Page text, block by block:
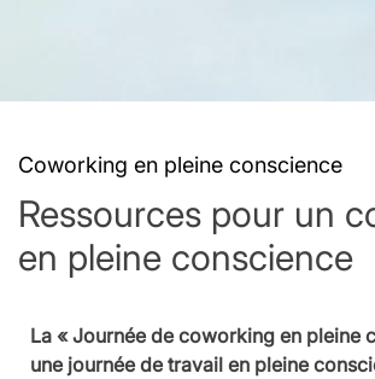
Coworking en pleine conscience
Ressources pour un
en pleine conscience
La « Journée de coworking en pleine
une journée de travail en pleine